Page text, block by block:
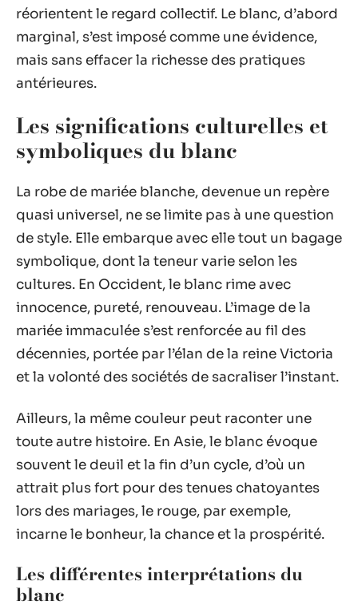
réorientent le regard collectif. Le blanc, d’abord
marginal, s’est imposé comme une évidence,
mais sans effacer la richesse des pratiques
antérieures.
Les significations culturelles et
symboliques du blanc
La robe de mariée blanche, devenue un repère
quasi universel, ne se limite pas à une question
de style. Elle embarque avec elle tout un bagage
symbolique, dont la teneur varie selon les
cultures. En Occident, le blanc rime avec
innocence, pureté, renouveau. L’image de la
mariée immaculée s’est renforcée au fil des
décennies, portée par l’élan de la reine Victoria
et la volonté des sociétés de sacraliser l’instant.
Ailleurs, la même couleur peut raconter une
toute autre histoire. En Asie, le blanc évoque
souvent le deuil et la fin d’un cycle, d’où un
attrait plus fort pour des tenues chatoyantes
lors des mariages, le rouge, par exemple,
incarne le bonheur, la chance et la prospérité.
Les différentes interprétations du
blanc